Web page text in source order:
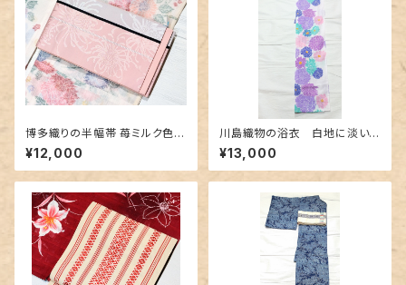
博多織りの半幅帯 苺ミルク色に
乱菊地紋
¥12,000
川島織物の浴衣 白地に淡い
色合いの花柄
¥13,000